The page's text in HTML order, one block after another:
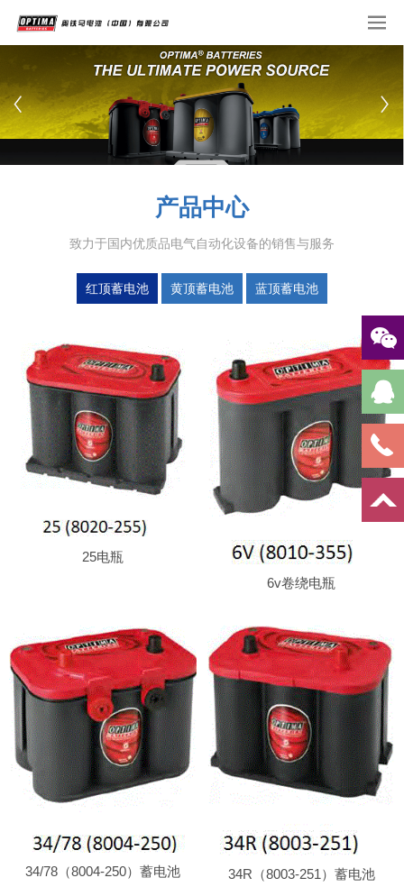
产品中心
致力于国内优质品电气自动化设备的销售与服务
红顶蓄电池 黄顶蓄电池 蓝顶蓄电池
25电瓶
6v卷绕电瓶
34/78（8004-250）蓄电池 34R（8003-251）蓄电池